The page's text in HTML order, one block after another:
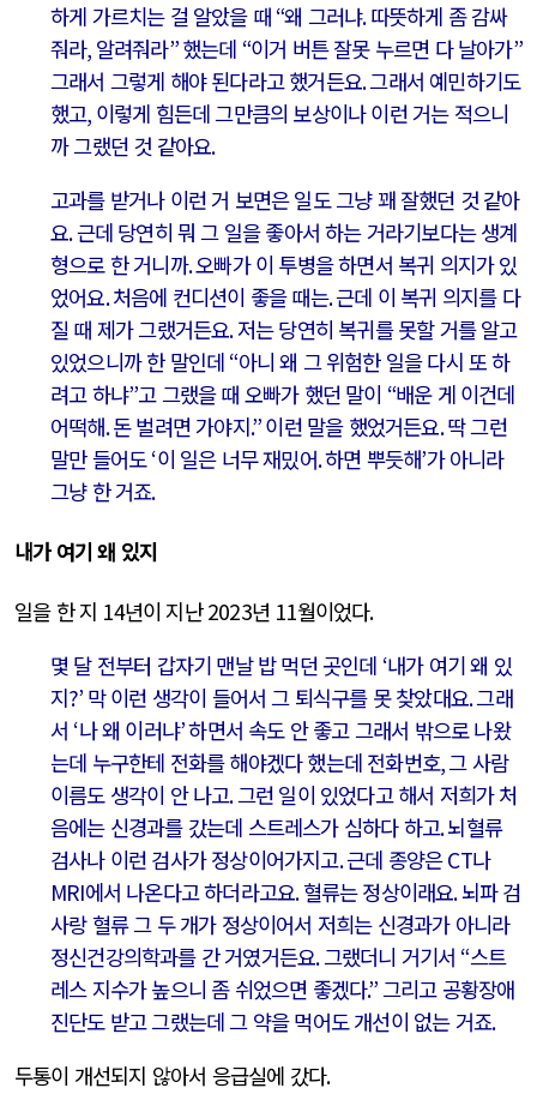
하게 가르치는 걸 알았을 때 “왜 그러냐.따뜻하게 좀 감싸
줘라, 알려줘라”했는데 “이거 버튼 잘못 누르면 다 날아가”
그래서 그렇게 해야 된다라고 했거든요.그래서 예민하기도
했고, 이렇게 힘든데 그만큼의 보상이나 이런 거는 적으니
까 그랬던 것 같아요.
고과를 받거나 이런 거 보면은 일도 그냥 꽤 잘했던 것 같아
요.근데 당연히 뭐 그 일을 좋아서 하는 거라기보다는 생계
형으로 한 거니까.오빠가 이 투병을 하면서 복귀 의지가 있
었어요.처음에 컨디션이 좋을 때는.근데 이 복귀 의지를 다
질 때 제가 그랬거든요.저는 당연히 복귀를 못할 거를 알고
있었으니까 한 말인데 “아니 왜 그 위험한 일을 다시 또 하
려고 하냐”고 그랬을 때 오빠가 했던 말이 “배운 게 이건데
어떡해.돈 벌려면 가야지.”이런 말을 했었거든요.딱 그런
말만 들어도‘이 일은 너무 재밌어.하면 뿌듯해’가 아니라
그냥 한 거죠.
내가 여기 왜 있지
일을 한 지 14년이 지난2023년 11월이었다.
몇 달 전부터 갑자기 맨날 밥 먹던 곳인데 ‘내가 여기 왜 있
지?’ 막 이런 생각이 들어서 그 퇴식구를 못 찾았대요.그래
서 ‘나 왜 이러냐’하면서 속도 안 좋고 그래서 밖으로 나왔
는데 누구한테 전화를 해야겠다 했는데 전화번호,그 사람
이름도 생각이 안 나고.그런 일이 있었다고 해서 저희가 처
음에는 신경과를 갔는데 스트레스가 심하다 하고.뇌혈류
검사나 이런 검사가 정상이어가지고.근데 종양은CT나
MRI에서 나온다고 하더라고요.혈류는 정상이래요.뇌파 검
사랑 혈류 그 두 개가 정상이어서 저희는 신경과가 아니라
정신건강의학과를 간 거였거든요.그랬더니 거기서 “스트
레스 지수가 높으니 좀 쉬었으면 좋겠다.”그리고 공황장애
진단도 받고 그랬는데 그 약을 먹어도 개선이 없는 거죠.
두통이 개선되지 않아서 응급실에 갔다.